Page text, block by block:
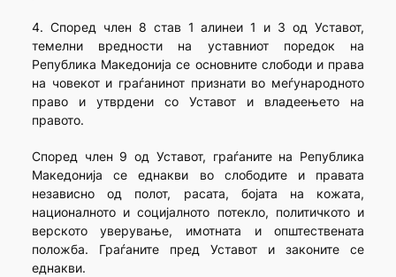
4. Според член 8 став 1 алинеи 1 и 3 од Уставот,
темелни вредности на уставниот поредок на
Република Македонија се основните слободи и права
на човекот и граѓанинот признати во меѓународното
право и утврдени со Уставот и владеењето на
правото.
Според член 9 од Уставот, граѓаните на Република
Македонија се еднакви во слободите и правата
независно од полот, расата, бојата на кожата,
националното и социјалното потекло, политичкото и
верското уверување, имотната и општествената
положба. Граѓаните пред Уставот и законите се
еднакви.